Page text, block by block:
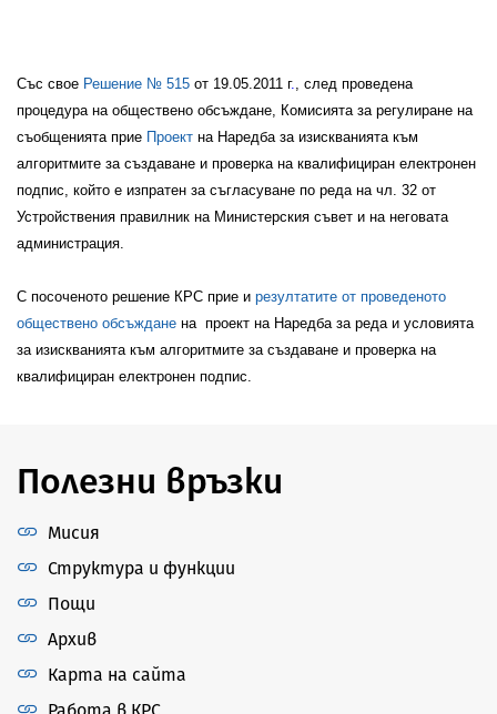
Със свое Решение № 515 от 19.05.2011 г. след проведена
процедура на обществено обсъждане, Комисията за регулиране на
съобщенията прие Проект на Наредба за изискванията към
алгоритмите за създаване и проверка на квалифициран електронен
подпис , който е изпратен за съгласуване по реда на чл. 32 от
Устройствения правилник на Министерския съвет и на неговата
администрация.
С посоченото решение КРС прие и резултатите от проведеното
обществено обсъждане на проект на Наредба за реда и условията
за изискванията към алгоритмите за създаване и проверка на
квалифициран електронен подпис.
Полезни връзки
Мисия
Структура и функции
Пощи
Архив
Карта на сайта